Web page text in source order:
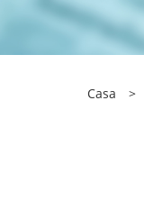
Casa >